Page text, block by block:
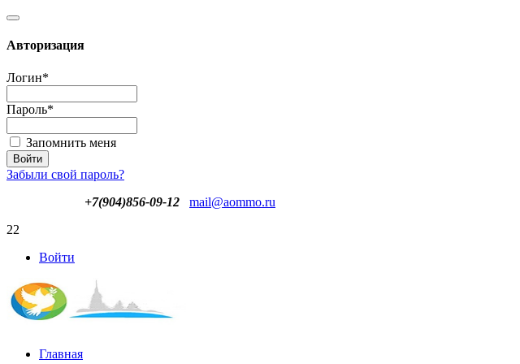
Авторизация
Логин*
Пароль*
Запомнить меня
Забыли свой пароль?
+7(904)856-09-12
mail@aommo.ru
22
Войти
Главная